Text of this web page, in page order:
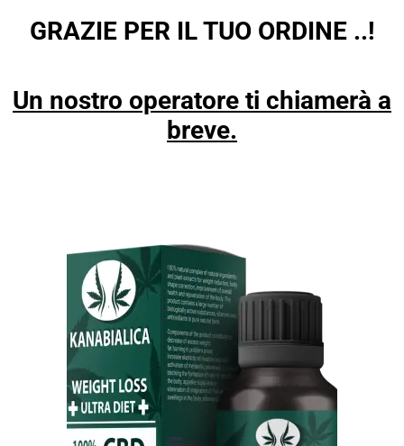
GRAZIE PER IL TUO ORDINE ..!
Un nostro operatore ti chiamerà a
breve.